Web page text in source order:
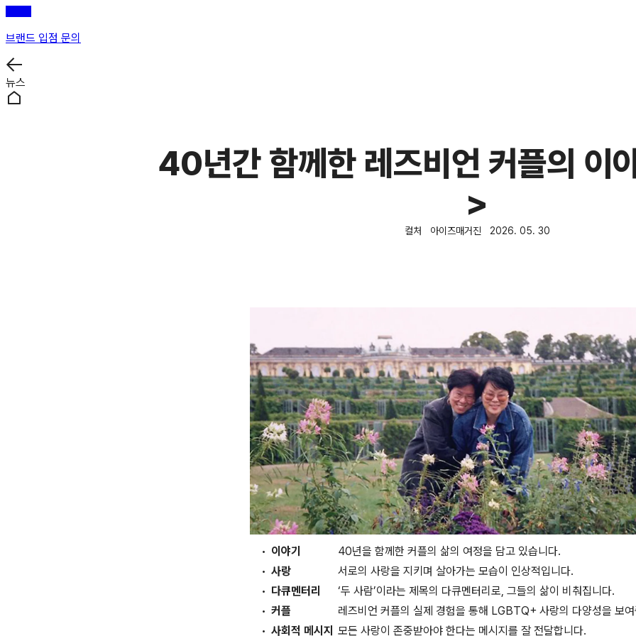
브랜드 입점 문의
뉴스
40년간 함께한 레즈비언 커플의 이
>
컬처 아이즈매거진 2026. 05. 30
이야기
40년을 함께한 커플의 삶의 여정을 담고 있습니다.
사랑
서로의 사랑을 지키며 살아가는 모습이 인상적입니다.
다큐멘터리
‘두 사람’이라는 제목의 다큐멘터리로, 그들의 삶이 비춰집니다.
커플
레즈비언 커플의 실제 경험을 통해 LGBTQ+ 사랑의 다양성을 보
사회적 메시지 모든 사랑이 존중받아야 한다는 메시지를 잘 전달합니다.